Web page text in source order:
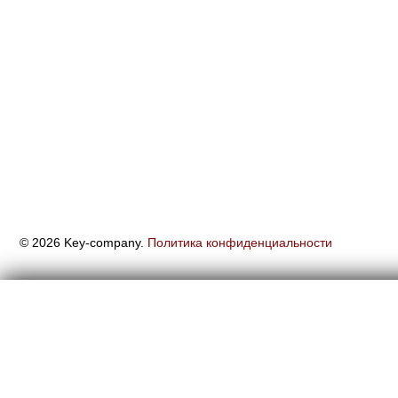
© 2026 Key-company. Политика конфиденциальности